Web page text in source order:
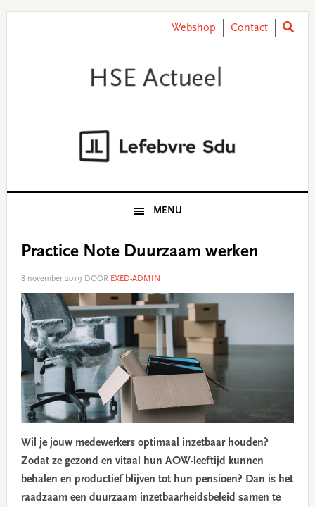
Webshop Contact
MENU
Practice Note Duurzaam werken
8 november 2019 DOOR EXED-ADMIN
Wil je jouw medewerkers optimaal inzetbaar houden?
Zodat ze gezond en vitaal hun AOW-leeftijd kunnen
behalen en productief blijven tot hun pensioen? Dan is het
raadzaam een duurzaam inzetbaarheidsbeleid samen te